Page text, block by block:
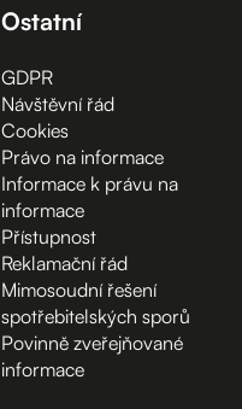
Ostatní
GDPR
Návštěvní řád
Cookies
Právo na informace
Informace k právu na
informace
Přístupnost
Reklamační řád
Mimosoudní řešení
spotřebitelských sporů
Povinně zveřejňované
informace